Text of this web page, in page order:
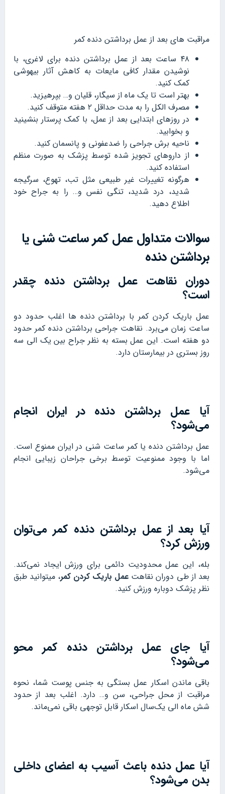
مراقبت های بعد از عمل برداشتن دنده کمر
۴۸ ساعت بعد از عمل برداشتن دنده برای لاغری، با
نوشیدن مقدار کافی مایعات به کاهش آثار بیهوشی
کمک کنید.
بهتر است تا یک ماه از سیگار، قلیان و… بپرهیزید.
مصرف الکل را به مدت حداقل ۲ هفته متوقف کنید.
در روزهای ابتدایی بعد از عمل، با کمک پرستار بنشینید
و بخوابید.
ناحیه برش جراحی را ضدعفونی و پانسمان کنید.
از داروهای تجویز شده توسط پزشک به صورت منظم
استفاده کنید.
هرگونه تغییرات غیر طبیعی مثل تب، تهوع، سرگیجه
شدید، درد شدید، تنگی نفس و… را به جراح خود
اطلاع دهید.
سوالات متداول عمل کمر ساعت شنی یا
برداشتن دنده
دوران نقاهت عمل برداشتن دنده چقدر
است؟
عمل باریک کردن کمر با برداشتن دنده ها اغلب حدود دو
ساعت زمان می‌برد. نقاهت جراحی برداشتن دنده کمر حدود
دو هفته است. این عمل بسته به نظر جراح بین یک الی سه
روز بستری در بیمارستان دارد.
آیا عمل برداشتن دنده در ایران انجام
می‌شود؟
عمل برداشتن دنده یا کمر ساعت شنی در ایران ممنوع است.
اما با وجود ممنوعیت توسط برخی جراحان زیبایی انجام
می‌شود.
آیا بعد از عمل برداشتن دنده کمر می‌توان
ورزش کرد؟
بله، این عمل محدودیت دائمی برای ورزش ایجاد نمی‌کند.
بعد از طی دوران نقاهت عمل باریک کردن کمر
، می‎توانید طبق
نظر پزشک دوباره ورزش کنید.
آیا جای عمل برداشتن دنده کمر محو
می‌شود؟
باقی ماندن اسکار عمل بستگی به جنس پوست شما، نحوه
مراقبت از محل جراحی، سن و… دارد. اغلب بعد از حدود
شش ماه الی یک‌سال اسکار قابل توجهی باقی نمی‌ماند.
آیا عمل دنده باعث آسیب به اعضای داخلی
بدن می‌شود؟